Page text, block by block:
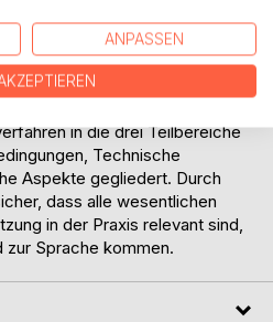
Bausparkassen und
durchgeführt. Ein besonderes
Praxisnutzen unseres
in die drei Teilbereiche
Technische
Aspekte gegliedert. Durch
dass alle wesentlichen
in der Praxis relevant sind,
Sprache kommen.
ANPASSEN